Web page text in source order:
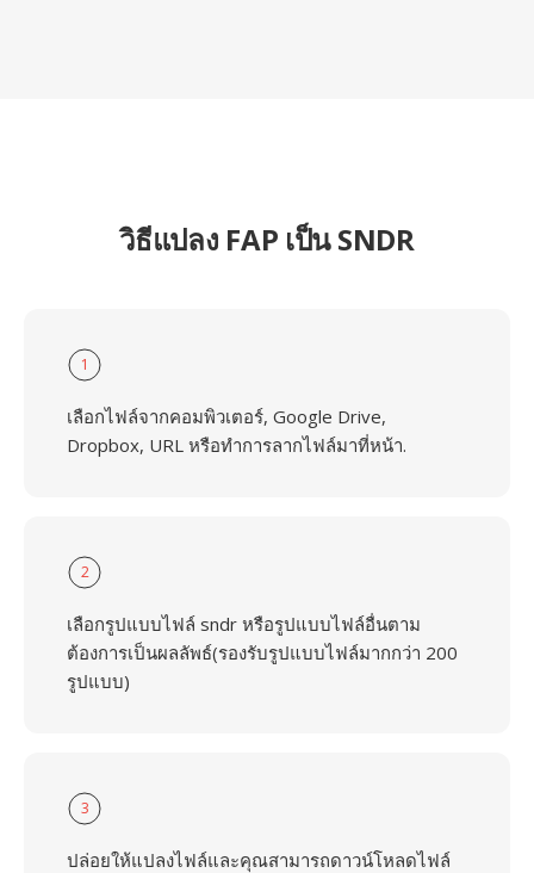
วิธีแปลง FAP เป็น SNDR
1
เลือกไฟล์จากคอมพิวเตอร์, Google Drive,
Dropbox, URL หรือทำการลากไฟล์มาที่หน้า.
2
เลือกรูปแบบไฟล์ sndr หรือรูปแบบไฟล์อื่นตาม
ต้องการเป็นผลลัพธ์(รองรับรูปแบบไฟล์มากกว่า 200
รูปแบบ)
3
ปล่อยให้แปลงไฟล์และคุณสามารถดาวน์โหลดไฟล์